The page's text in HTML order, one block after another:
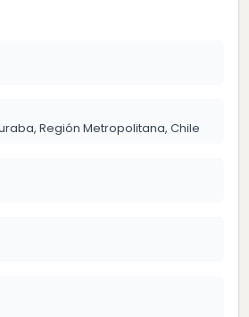
Región Metropolitana, Chile